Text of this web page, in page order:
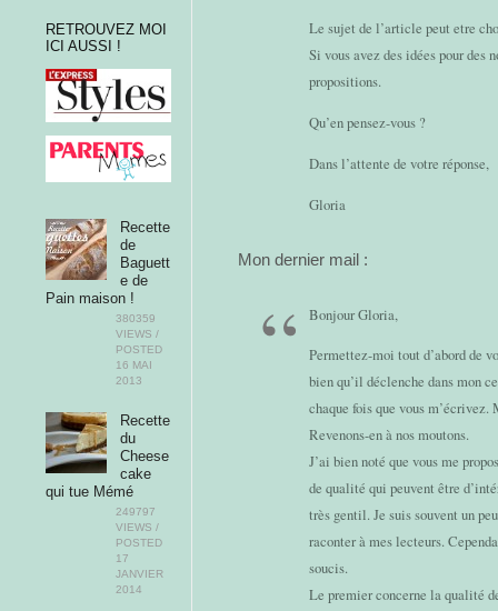
Le sujet de l’article peut etre
Si vous avez des idées pour des
propositions.
Qu’en pensez-vous ?
Dans l’attente de votre réponse,
Gloria
Mon dernier mail :
Bonjour Gloria,
Permettez-moi tout d’abord de
bien qu’il déclenche dans mon
chaque fois que vous m’écrivez.
Revenons-en à nos moutons.
J’ai bien noté que vous me
de qualité qui peuvent être
très gentil. Je suis souvent un
raconter à mes lecteurs.
soucis.
Le premier concerne la qualité
RETROUVEZ MOI
ICI AUSSI !
Recette
de
Baguett
e de
Pain maison !
380359
VIEWS /
POSTED
16 MAI
2013
Recette
du
Cheese
cake
qui tue Mémé
249797
VIEWS /
POSTED
17
JANVIER
2014